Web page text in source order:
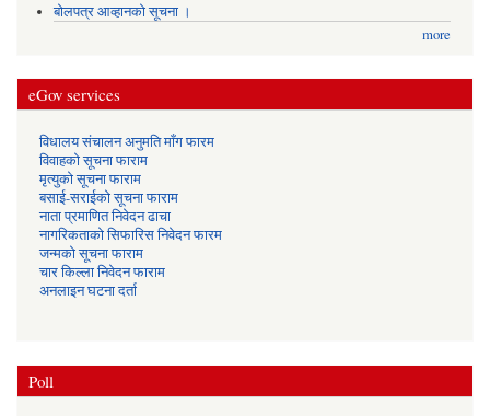
बोलपत्र आव्हानको सूचना ।
more
eGov services
विधालय संचालन अनुमति माँग फारम
विवाहको सूचना फाराम
मृत्युको सूचना फाराम
बसाई-सराईको सूचना फाराम
नाता प्रमाणित निवेदन ढाचा
नागरिकताको सिफारिस निवेदन फारम
जन्मको सूचना फाराम
चार किल्ला निवेदन फाराम
अनलाइन घटना दर्ता
Poll